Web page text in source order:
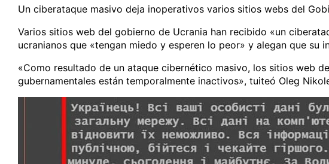
Un ciberataque masivo deja inoperativos varios sitios webs del
Varios sitios web del gobierno de Ucrania han recibido «un
ucranianos que «tengan miedo y esperen lo peor» y alegan que su
«Como resultado de un ataque cibernético masivo, los sitios web
gubernamentales están temporalmente inactivos», tuiteó Oleg